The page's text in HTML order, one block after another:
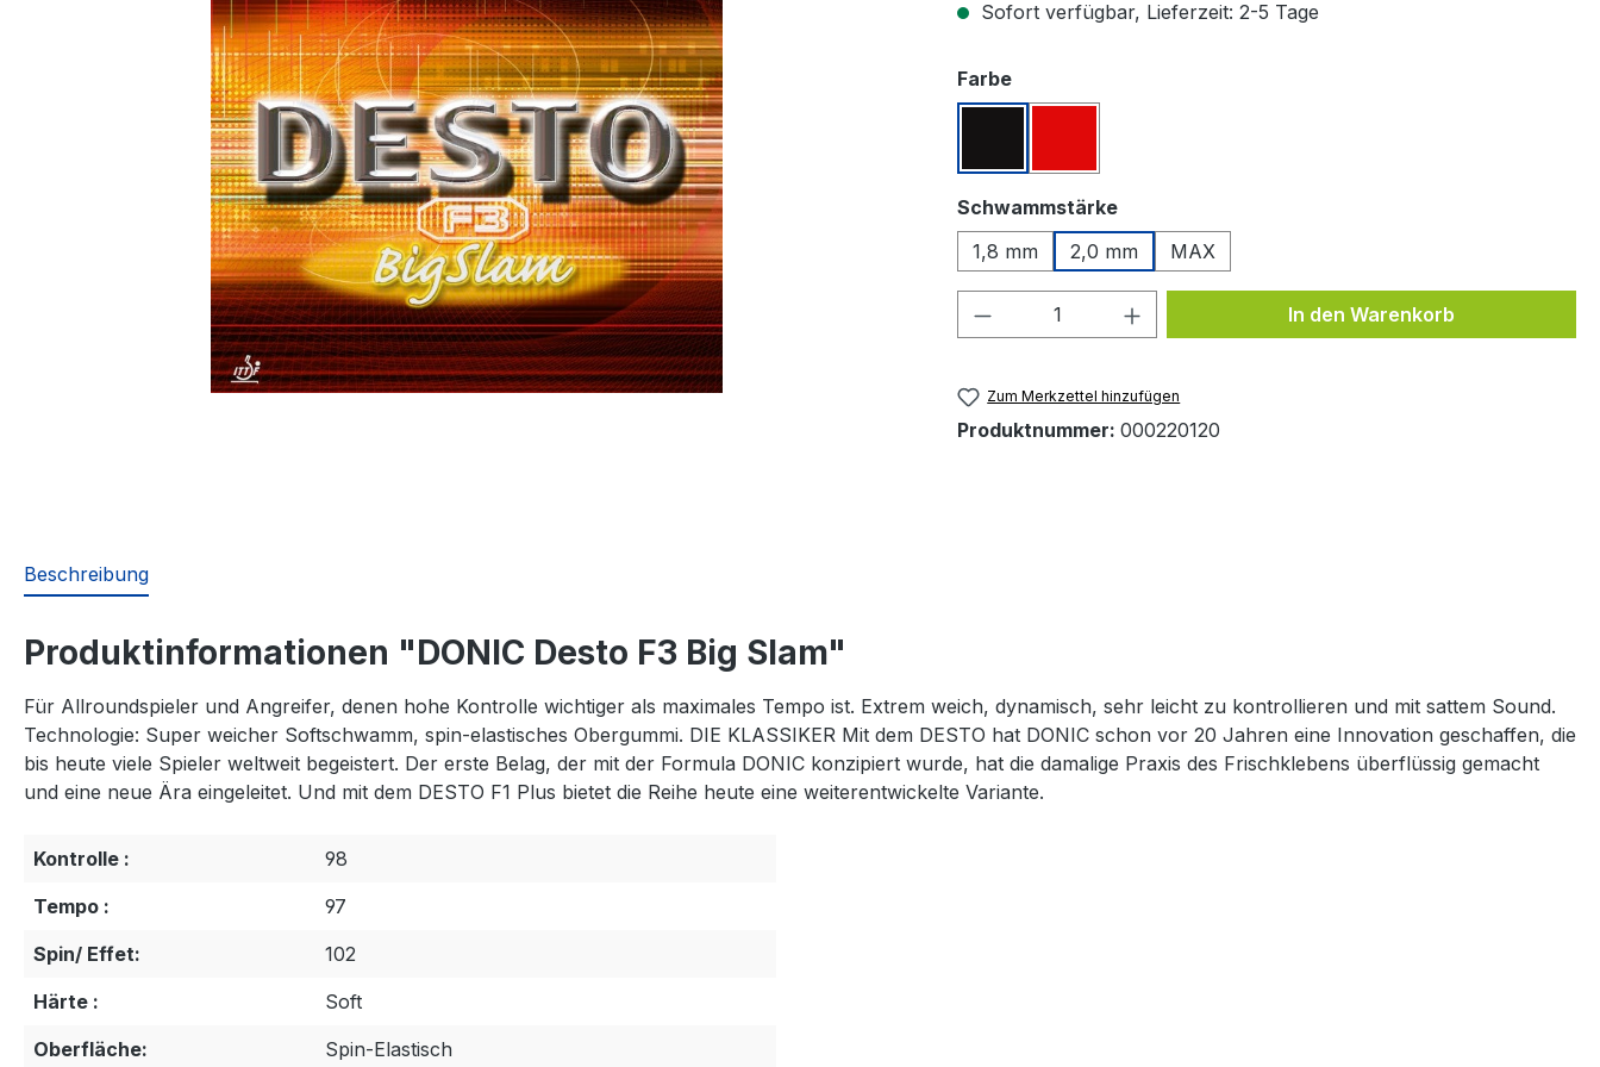
Sofort verfügbar, Lieferzeit: 2-5 Tage
Farbeauswählen
Schwammstärkeauswählen
1,8 mm
2,0 mm MAX
Produkt Anzahl: Gib den gewünschten Wert
In den Warenkorb
Zum Merkzettel hinzufügen
Produktnummer: 000220120
Beschreibung
Produktinformationen "DONIC Desto F3 Big Slam"
Für Allroundspieler und Angreifer, denen hohe Kontrolle wichtiger als maximales Tempo ist. Extrem weich, dynamisch, sehr leicht zu kontrollieren und mit sattem Sound.
Technologie: Super weicher Softschwamm, spin-elastisches Obergummi. DIE KLASSIKER Mit dem DESTO hat DONIC schon vor 20 Jahren eine Innovation geschaffen, die
bis heute viele Spieler weltweit begeistert. Der erste Belag, der mit der Formula DONIC konzipiert wurde, hat die damalige Praxis des Frischklebens überflüssig gemacht
und eine neue Ära eingeleitet. Und mit dem DESTO F1 Plus bietet die Reihe heute eine weiterentwickelte Variante.
Kontrolle :
98
Tempo :
97
Spin/ Effet:
102
Härte :
Soft
Oberfläche:
Spin-Elastisch